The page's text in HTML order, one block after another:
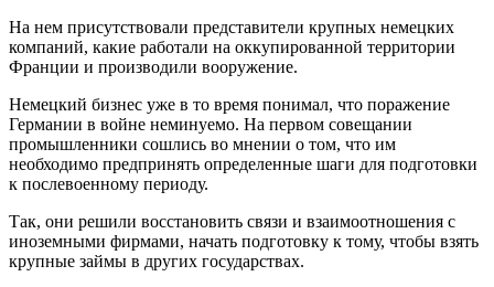
На нем присутствовали представители крупных немецких
компаний, какие работали на оккупированной территории
Франции и производили вооружение.
Немецкий бизнес уже в то время понимал, что поражение
Германии в войне неминуемо. На первом совещании
промышленники сошлись во мнении о том, что им
необходимо предпринять определенные шаги для подготовки
к послевоенному периоду.
Так, они решили восстановить связи и взаимоотношения с
иноземными фирмами, начать подготовку к тому, чтобы взять
крупные займы в других государствах.